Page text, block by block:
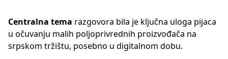
Centralna tema razgovora bila je ključna uloga pijaca
u očuvanju malih poljoprivrednih proizvođača na
srpskom tržištu, posebno u digitalnom dobu.